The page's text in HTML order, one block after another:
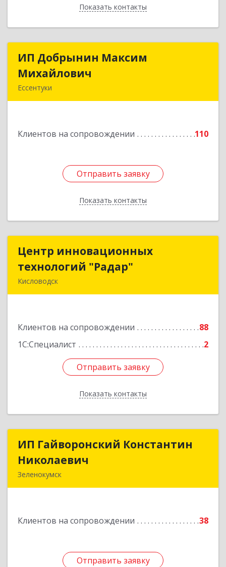
Показать контакты
Назад
ИП Добрынин Максим
Михайлович
Ессентуки
Клиентов на сопровождении 110
Отправить заявку
Показать контакты
ИП Добрынин Максим
Подробнее
Отправить заявку
Назад
Центр инновационных
технологий "Радар"
Кисловодск
Клиентов на сопровождении
88
1С:Специалист
2
Отправить заявку
Показать контакты
Центр инновационных
технологий "Радар"
Подробнее
Отправить заявку
Назад
ИП Гайворонский Константин
Николаевич
Зеленокумск
Клиентов на сопровождении 38
Отправить заявку
ИП Гайворонский Константин
Подробнее
Отправить заявку